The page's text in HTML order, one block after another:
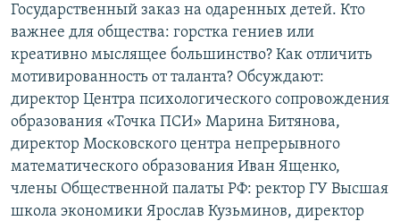
Государственный заказ на одаренных детей. Кто
важнее для общества: горстка гениев или
креативно мыслящее большинство? Как отличить
мотивированность от таланта? Обсуждают:
директор Центра психологического сопровождения
образования «Точка ПСИ» Марина Битянова,
директор Московского центра непрерывного
математического образования Иван Ященко,
члены Общественной палаты РФ: ректор ГУ Высшая
школа экономики Ярослав Кузьминов, директор